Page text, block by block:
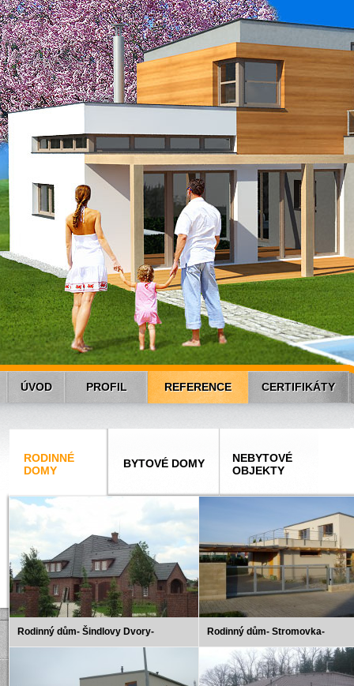
ÚVOD PROFIL REFERENCE CERTIFIKÁTY
RODINNÉ
DOMY
BYTOVÉ DOMY
NEBYTOVÉ
OBJEKTY
Rodinný dům- Šindlovy Dvory- Rodinný dům- Stromovka-
Novostavba